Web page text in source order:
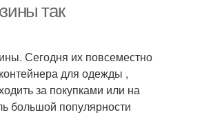
так
Сегодня их повсеместно
для одежды ,
за покупками или на
большой популярности